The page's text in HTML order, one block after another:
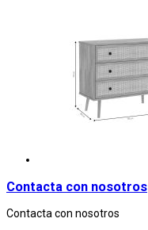
Contacta con nosotros
Contacta con nosotros